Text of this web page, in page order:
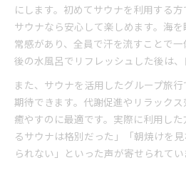
にします。初めてサウナを利用する
サウナなら安心して楽しめます。海
常感があり、全員で汗を流すことで
後の水風呂でリフレッシュした後は、
また、サウナを活用したグループ旅
期待できます。代謝促進やリラック
癒やすのに最適です。実際に利用し
るサウナは格別だった」「朝焼けを
られない」といった声が寄せられてい